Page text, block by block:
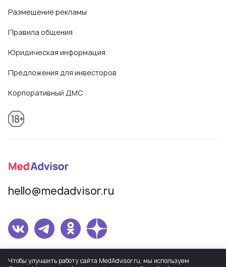
Размещение рекламы
Правила общения
Юридическая информация
Предложения для инвесторов
Корпоративный ДМС
hello@medadvisor.ru
Чтобы улучшить работу сайта MedAdvisor.ru, мы используем